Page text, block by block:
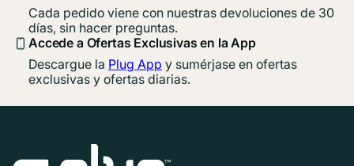
Cada pedido viene con nuestras devoluciones de 30
días, sin hacer preguntas.
Accede a Ofertas Exclusivas en la App
Descargue la Plug App y sumérjase en ofertas
exclusivas y ofertas diarias.